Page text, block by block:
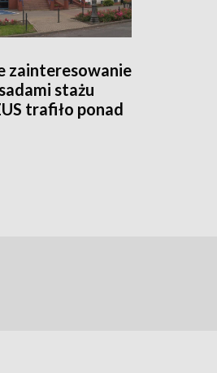
zainteresowanie
stażu
trafiło ponad